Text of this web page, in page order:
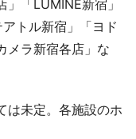
」「LUMINE新宿」
トル新宿」「ヨド
メラ新宿各店」な
は未定。各施設のホ